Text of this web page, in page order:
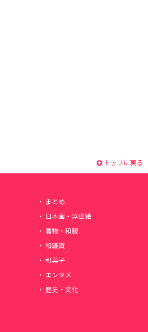
トップに戻る
まとめ
日本画・浮世絵
着物・和服
和雑貨
和菓子
エンタメ
歴史・文化